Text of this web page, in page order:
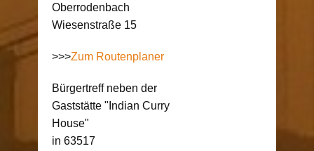
Oberrodenbach
Wiesenstraße 15
>>>Zum Routenplaner
Bürgertreff neben der
Gaststätte "Indian Curry
House"
in 63517